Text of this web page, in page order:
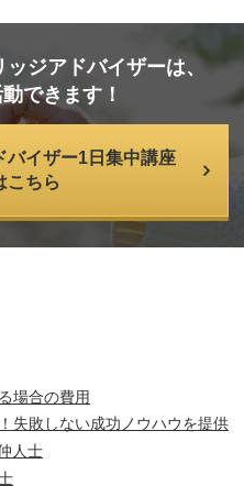
ジアドバイザーは、
できます！
バイザー1日集中講座
こちら
場合の費用
失敗しない成功ノウハウを提供
人士